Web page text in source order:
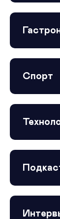
Спорт